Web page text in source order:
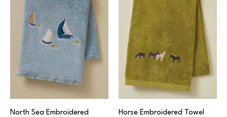
North Sea Embroidered
Horse Embroidered Towel